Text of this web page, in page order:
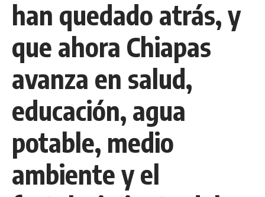
han quedado atrás, y
que ahora Chiapas
avanza en salud,
educación, agua
potable, medio
ambiente y el